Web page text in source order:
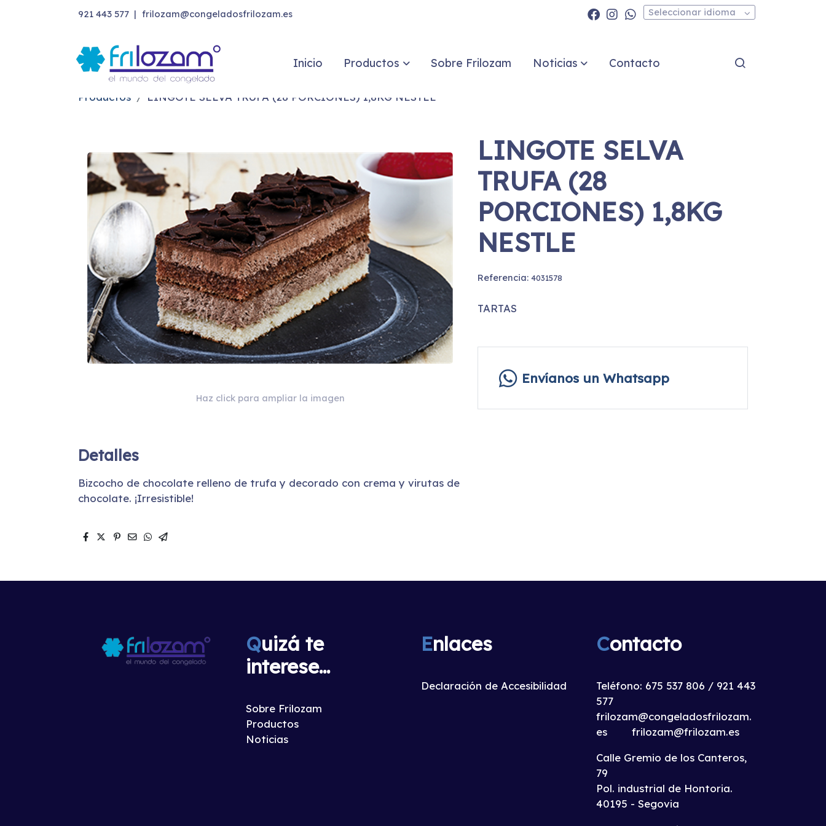
921 443 577 | frilozam@congeladosfrilozam.es Seleccionar idioma
Inicio Productos Sobre Frilozam Noticias Contacto
Productos LINGOTE SELVA TRUFA (28 PORCIONES) 1,8KG NESTLE
Haz click para ampliar la imagen
Detalles
Bizcocho de chocolate relleno de trufa y decorado con crema y virutas de
chocolate. ¡Irresistible!
LINGOTE SELVA
TRUFA (28
PORCIONES) 1,8KG
NESTLE
Referencia:4031578
TARTAS
Envíanos un Whatsapp
Quizá te
interese...
Sobre Frilozam
Productos
Noticias
Enlaces
Declaración de Accesibilidad
Contacto
Teléfono: 675 537 806 / 921 443
577
frilozam@congeladosfrilozam.
esfrilozam@frilozam.es
Calle Gremio de los Canteros,
79
Pol. industrial de Hontoria.
40195 - Segovia